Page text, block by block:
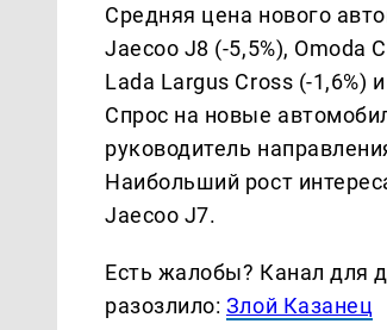
Средняя цена нового
Jaecoo J8 (-5,5%), Omoda
Lada Largus Cross (-1,6%)
Спрос на новые
руководитель
Наибольший рост
Jaecoo J7.
Есть жалобы? Канал для
разозлило: Злой Казанец